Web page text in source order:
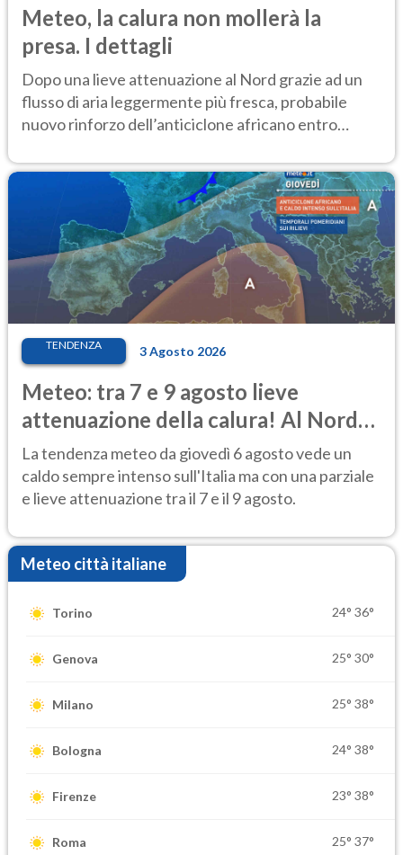
Meteo, la calura non mollerà la
presa. I dettagli
Dopo una lieve attenuazione al Nord grazie ad un
flusso di aria leggermente più fresca, probabile
nuovo rinforzo dell’anticiclone africano entro
TENDENZA 3 Agosto 2026
Meteo: tra 7 e 9 agosto lieve
attenuazione della calura! Al Nord
rischio temporali
La tendenza meteo da giovedì 6 agosto vede un
caldo sempre intenso sull'Italia ma con una parziale
e lieve attenuazione tra il 7 e il 9 agosto.
Meteo città italiane
Torino 24° 36°
Genova 25° 30°
Milano 25° 38°
Bologna 24° 38°
Firenze 23° 38°
Roma 25° 37°